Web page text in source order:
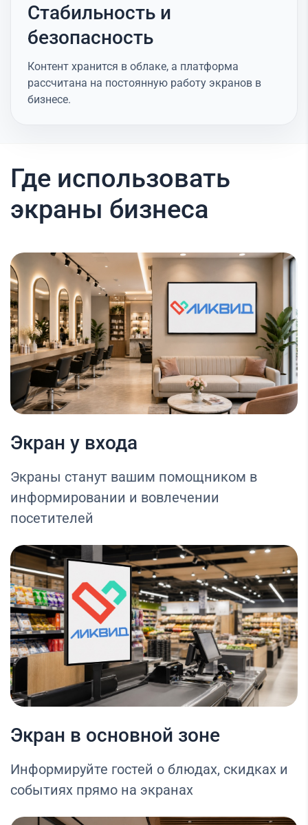
Стабильность и
безопасность
Контент хранится в облаке, а платформа
рассчитана на постоянную работу экранов в
бизнесе.
Где использовать
экраны бизнеса
Экран у входа
Экраны станут вашим помощником в
информировании и вовлечении
посетителей
Экран в основной зоне
Информируйте гостей о блюдах, скидках и
событиях прямо на экранах